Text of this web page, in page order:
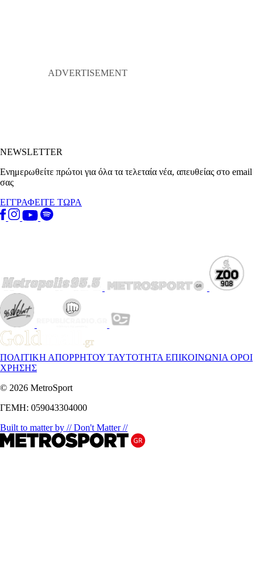
NEWSLETTER
Ενημερωθείτε πρώτοι για όλα τα τελεταία νέα, απευθείας στο email
σας
ΕΓΓΡΑΦΕΙΤΕ ΤΩΡΑ
ΠΟΛΙΤΙΚΗ ΑΠΟΡΡΗΤΟΥ ΤΑΥΤΟΤΗΤΑ ΕΠΙΚΟΙΝΩΝΙΑ ΟΡΟΙ
ΧΡΗΣΗΣ
© 2026 MetroSport
ΓΕΜΗ: 059043304000
Built to matter by // Don't Matter //